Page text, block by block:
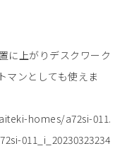
に上がりデスクワーク
マンとしても使えま
homes/a72si-011.
011_i_20230323234